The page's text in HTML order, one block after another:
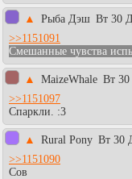
▲ Рыба Дэш Вт 30
>>1151091
Смешанные чувства
▲ MaizeWhale Вт 30
>>1151097
Спаркли. :3
▲ Rural Pony Вт 30
>>1151090
Сов